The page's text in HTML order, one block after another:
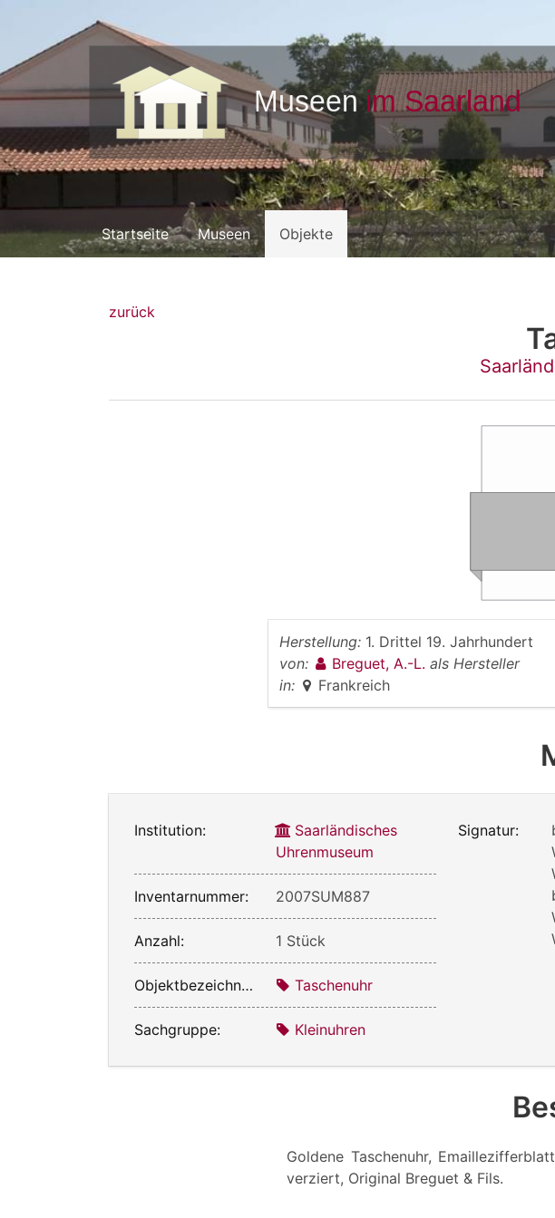
Startseite Museen Objekte
zurück
Herstellung: 1. Drittel 19. Jahrhundert
von:
Breguet, A.-L. als Hersteller
in:
Frankreich
Institution:
Saarländisches
Uhrenmuseum
Inventarnummer: 2007SUM887
Anzahl: 1 Stück
Objektbezeichnung: Taschenuhr
Sachgruppe: Kleinuhren
Signatur:
Goldene Taschenuhr,
verziert, Original Breguet & Fils.